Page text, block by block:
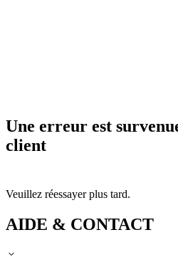
Une erreur est
client
Veuillez réessayer plus tard.
AIDE & CONTACT